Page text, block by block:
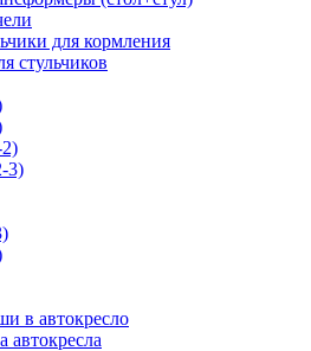
для кормления
стульчиков
3)
в автокресло
автокресла